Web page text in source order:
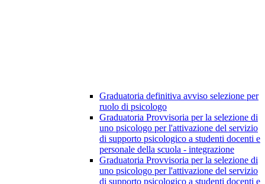
Graduatoria definitiva avviso selezione per
ruolo di psicologo
Graduatoria Provvisoria per la selezione di
uno psicologo per l'attivazione del servizio
di supporto psicologico a studenti docenti e
personale della scuola - integrazione
Graduatoria Provvisoria per la selezione di
uno psicologo per l'attivazione del servizio
di supporto psicologico a studenti docenti e